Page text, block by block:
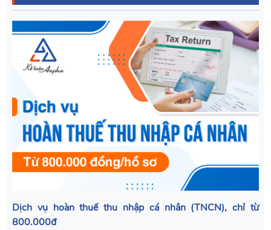
Dịch vụ hoàn thuế thu nhập cá nhân (TNCN), chỉ từ
800.000đ